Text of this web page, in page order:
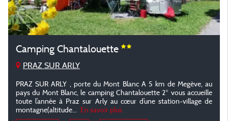
Camping Chantalouette
PRAZ SUR ARLY
PRAZ SUR ARLY , porte du Mont Blanc A 5 km de Megève, au
pays du Mont Blanc, le camping Chantalouette 2* vous accueille
toute l’année à Praz sur Arly au cœur d’une station-village de
montagne(altitude...
En savoir plus